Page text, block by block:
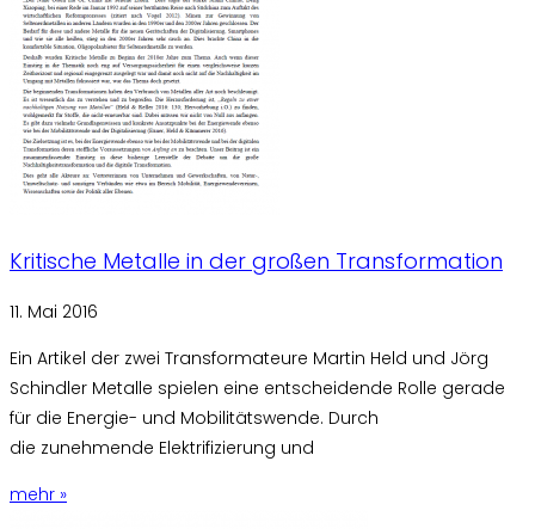
Kritische Metalle in der großen Transformation
11. Mai 2016
Ein Artikel der zwei Transformateure Martin Held und Jörg
Schindler Metalle spielen eine entscheidende Rolle gerade
für die Energie- und Mobilitätswende. Durch
die zunehmende Elektrifizierung und
mehr »